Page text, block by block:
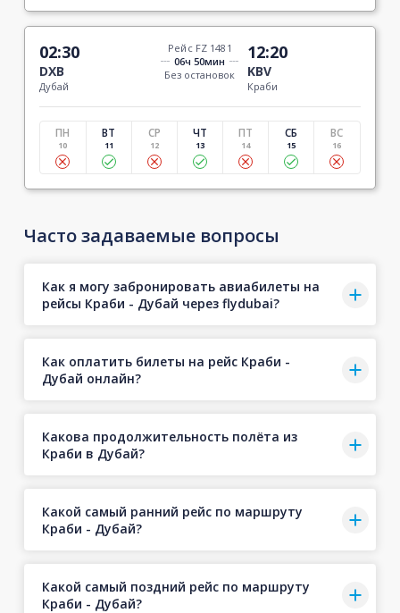
02:30
DXB
Дубай
Рейс FZ 1481
06ч 50мин
Без остановок
12:20
KBV
Краби
ПН
10
ВТ
11
СР
12
ЧТ
13
ПТ
14
СБ
15
ВС
16
Часто задаваемые вопросы
Как я могу забронировать авиабилеты на
рейсы Краби - Дубай через flydubai?
Как оплатить билеты на рейс Краби -
Дубай онлайн?
Какова продолжительность полёта из
Краби в Дубай?
Какой самый ранний рейс по маршруту
Краби - Дубай?
Какой самый поздний рейс по маршруту
Краби - Дубай?